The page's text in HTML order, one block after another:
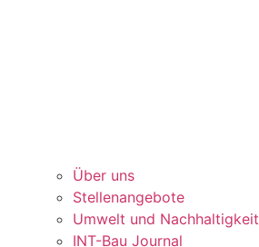
Über uns
Stellenangebote
Umwelt und Nachhaltigkeit
INT-Bau Journal